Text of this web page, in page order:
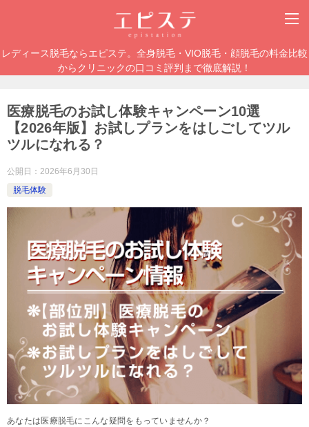
レディース脱毛ならエピステ。全身脱毛・VIO脱毛・顔脱毛の料金比較
からクリニックの口コミ評判まで徹底解説！
医療脱毛のお試し体験キャンペーン10選
【2026年版】お試しプランをはしごしてツル
ツルになれる？
公開日： 2026年6月30日
脱毛体験
あなたは医療脱毛にこんな疑問をもっていませんか？